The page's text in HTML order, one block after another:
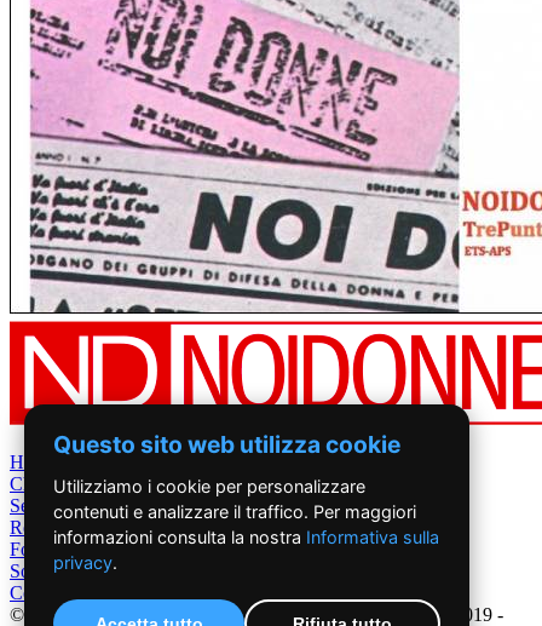
Home
Chi Siamo
Settimanale
Rete News
Foto&Video
Sostienici
Contatti
©2019 - NoiDonne - Iscrizione ROC n.33421 del 23 /09/ 2019 -
Questo sito web utilizza cookie
Utilizziamo i cookie per personalizzare
contenuti e analizzare il traffico. Per maggiori
informazioni consulta la nostra Informativa sulla
privacy.